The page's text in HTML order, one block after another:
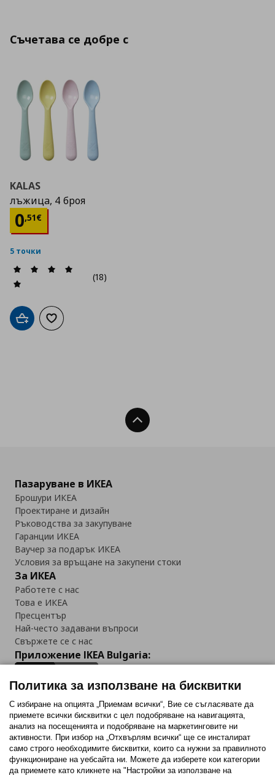
Съчетава се добре с
KALAS
лъжица, 4 броя
0,51€
Цена
5 точки
(18)
Добави в кошницата
Добави към списъка с любими
Нагоре
Пазаруване в ИКЕА
Брошури ИКЕА
Проектиране и дизайн
Ръководства за закупуване
Гаранции ИКЕА
Ваучер за подарък ИКЕА
Условия за връщане на закупени стоки
За ИКЕА
Работете с нас
Това е ИКЕА
Пресцентър
Най-често задавани въпроси
Свържете се с нас
Приложение IKEA Bulgaria:
Последвайте ни:
FacebookTwitterYoutubePinterestInstagram
Политика за използване на бисквитки
С избиране на опцията „Приемам всички“, Вие се съгласявате да
приемете всички бисквитки с цел подобряване на навигацията,
анализ на посещенията и подобряване на маркетинговите ни
активности. При избор на „Отхвърлям всички“ ще се инсталират
само строго необходимитe бисквитки, които са нужни за правилното
функциониране на уебсайта ни. Можете да изберете кои категории
да приемете като кликнете на "Настройки за използване на